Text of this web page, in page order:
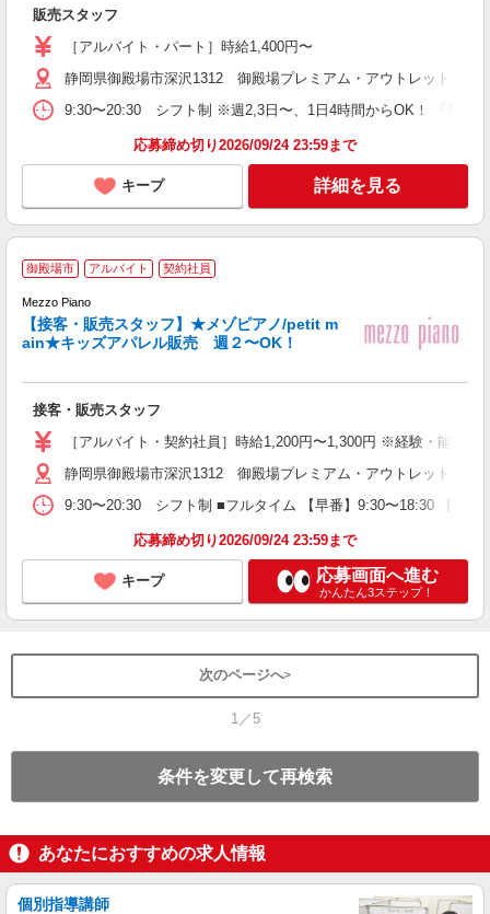
販売スタッフ
［アルバイト・パート］時給1,400円〜
静岡県御殿場市深沢1312 御殿場プレミアム・アウトレット
9:30〜20:30 シフト制 ※週2,3日〜、1日4時間からOK！ 「学校
応募締め切り2026/09/24 23:59まで
キープ 詳細を見る
御殿場市 アルバイト 契約社員
Mezzo Piano
【接客・販売スタッフ】★メゾピアノ/petit m
ain★キッズアパレル販売 週２〜OK！
接客・販売スタッフ
［アルバイト・契約社員］時給1,200円〜1,300円 ※経験・能力に
静岡県御殿場市深沢1312 御殿場プレミアム・アウトレット
9:30〜20:30 シフト制 ■フルタイム 【早番】9:30〜18:30 【遅番
応募締め切り2026/09/24 23:59まで
キープ 応募画面へ進む
かんたん3ステップ！
次のページへ
1／5
条件を変更して再検索
あなたにおすすめの求人情報
個別指導講師